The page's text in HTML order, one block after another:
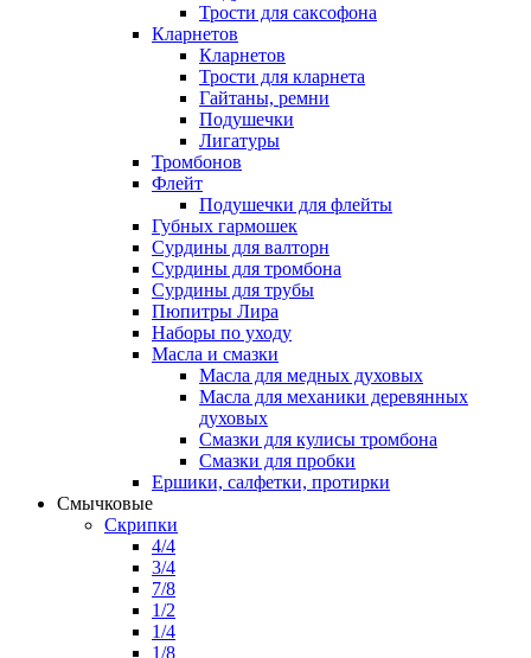
Трости для саксофона
Кларнетов
Кларнетов
Трости для кларнета
Гайтаны, ремни
Подушечки
Лигатуры
Тромбонов
Флейт
Подушечки для флейты
Губных гармошек
Сурдины для валторн
Сурдины для тромбона
Сурдины для трубы
Пюпитры Лира
Наборы по уходу
Масла и смазки
Масла для медных духовых
Масла для механики деревянных
духовых
Смазки для кулисы тромбона
Смазки для пробки
Ершики, салфетки, протирки
Смычковые
Скрипки
4/4
3/4
7/8
1/2
1/4
1/8